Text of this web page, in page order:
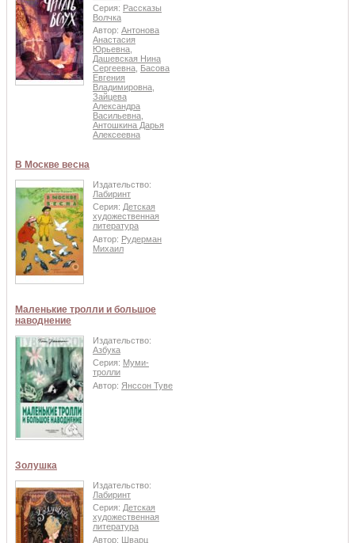
Серия: Рассказы
Волчка
Автор: Антонова
Анастасия
Юрьевна
Дашевская Нина
Сергеевна
Басова
Евгения
Владимировна
Зайцева
Александра
Васильевна
Антошкина Дарья
Алексеевна
В Москве весна
Издательство:
Лабиринт
Серия: Детская
художественная
литература
Автор: Рудерман
Михаил
Маленькие тролли и большое
наводнение
Издательство:
Азбука
Серия: Муми-
тролли
Автор: Янссон Туве
Золушка
Издательство:
Лабиринт
Серия: Детская
художественная
литература
Автор: Шварц